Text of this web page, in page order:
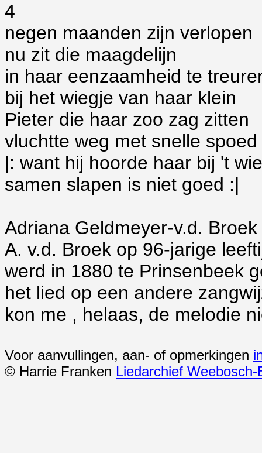
4
negen maanden zijn verlopen
nu zit die maagdelijn
in haar eenzaamheid te
bij het wiegje van haar klein
Pieter die haar zoo zag zitten
vluchtte weg met snelle spoed
|: want hij hoorde haar bij 't
samen slapen is niet goed :|
Adriana Geldmeyer-v.d.
A. v.d. Broek op 96-jarige
werd in 1880 te Prinsenbeek
het lied op een andere
kon me , helaas, de melodie
Voor aanvullingen, aan- of opmerkingen
© Harrie Franken Liedarchief Weebosch-